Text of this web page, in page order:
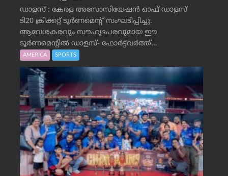
ഡാളസ് : കേരള അസോസിയേഷൻ ഓഫ് ഡാളസ്
ടി20 ക്രിക്കറ്റ് ടൂർണമെന്റ് സംഘടിപ്പിച്ചു.
ആവേശകരവും സൗഹൃദപരവുമായ ഈ
ടൂർണമെന്റിൽ ഡാളസ്- ഫോർട്ട്‌വര്‍ത്ത്...
AMERICA SPORTS